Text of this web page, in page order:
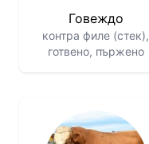
Говеждо
контра филе (стек),
готвено, пържено